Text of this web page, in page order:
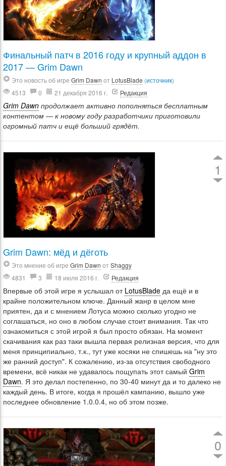
Финальный патч в 2016 году и крупный аддон в
2017 — Grim Dawn
Это новость об игре Grim Dawn от LotusBlade (источник)
4513
0 21 декабря 2016 г. Редакция
Grim Dawn продолжает активно пополняться бесплатным
контентом — к новому году разработчики приготовили
огромный патч и ещё больший грядёт.
1
Grim Dawn: мёд и дёготь
Это мнение об игре Grim Dawn отShaggy
4831
3 18 июля 2016 г. Редакция
Впервые об этой игре я услышал от LotusBlade да ещё и в
крайне положительном ключе. Данный жанр в целом мне
приятен, да и с мнением Лотуса можно сколько угодно не
соглашаться, но оно в любом случае стоит внимания. Так что
ознакомиться с этой игрой я был просто обязан. На момент
скачивания как раз таки вышла первая релизная версия, что для
меня принципиально, т.к., тут уже косяки не спишешь на "ну это
же ранний доступ". К сожалению, из-за отсутствия свободного
времени, всё никак не удавалось пощупать этот самый Grim
Dawn. Я это делал постепенно, по 30-40 минут да и то далеко не
каждый день. В итоге, когда я прошёл кампанию, вышло уже
последнее обновление 1.0.0.4, но об этом позже.
0